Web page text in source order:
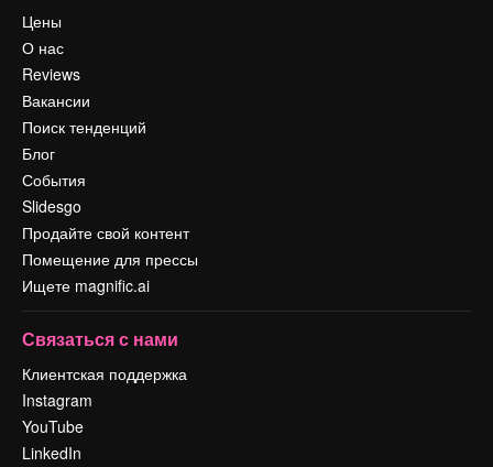
Цены
О нас
Reviews
Вакансии
Поиск тенденций
Блог
События
Slidesgo
Продайте свой контент
Помещение для прессы
Ищете magnific.ai
Связаться с нами
Клиентская поддержка
Instagram
YouTube
LinkedIn